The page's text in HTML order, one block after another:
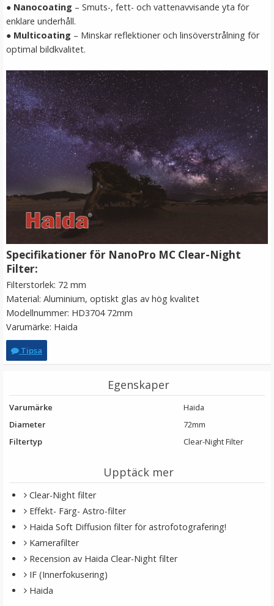
★★★★ ★
LÄGG I VARUKORG
JJC Motljusskydd för Sony DT 18-55mm & 18-70mm
(ALC-SH108)
★★★★★
149 kr
Step Up Ring 49-52mm - Gör filtergängan större
● Nanocoating – Smuts-, fett- och vattenavvisande yta för
enklare underhåll.
● Multicoating – Minskar reflektioner och linsöverstrålning för
optimal bildkvalitet.
Specifikationer för NanoPro MC Clear-Night
Filter:
Filterstorlek: 72 mm
Material: Aluminium, optiskt glas av hög kvalitet
Modellnummer: HD3704 72mm
Varumärke: Haida
Tipsa
Egenskaper
Varumärke
Haida
Diameter
72mm
Filtertyp
Clear-Night Filter
Upptäck mer
Clear-Night filter
Effekt- Färg- Astro-filter
Haida Soft Diffusion filter för astrofotografering!
Kamerafilter
Recension av Haida Clear-Night filter
IF (Innerfokusering)
Haida